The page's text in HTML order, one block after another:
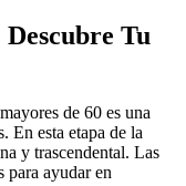
Tu
de 60 es una
En esta etapa de la
y trascendental. Las
para ayudar en